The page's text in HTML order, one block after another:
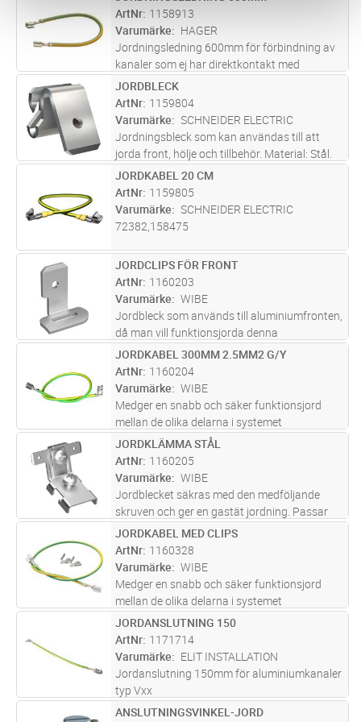
ArtNr 1158913
Varumärke
HAGER
Jordningsledning 600mm för förbindning av
kanaler som ej har direktkontakt med
varandra via skarv.
ST Lägg i kundvagn
JORDBLECK
ArtNr 1159804
Varumärke
SCHNEIDER ELECTRIC
Jordningsbleck som kan användas till att
jorda front, hölje och tillbehör. Material: Stål.
ST Lägg i kundvagn
JORDKABEL 20 CM
ArtNr 1159805
Varumärke
SCHNEIDER ELECTRIC
72382,158475
ST Lägg i kundvagn
JORDCLIPS FÖR FRONT
ArtNr 1160203
Varumärke
WIBE
Jordbleck som används till aluminiumfronten,
då man vill funktionsjorda denna
ST Lägg i kundvagn
JORDKABEL 300MM 2.5MM2 G/Y
ArtNr 1160204
Varumärke
WIBE
Medger en snabb och säker funktionsjord
mellan de olika delarna i systemet
ST Lägg i kundvagn
JORDKLÄMMA STÅL
ArtNr 1160205
Varumärke
WIBE
Jordblecket säkras med den medföljande
skruven och ger en gastät jordning. Passar
alla Wibes aluminiumkanaler
ST Lägg i kundvagn
JORDKABEL MED CLIPS
ArtNr 1160328
Varumärke
WIBE
Medger en snabb och säker funktionsjord
mellan de olika delarna i systemet
ST Lägg i kundvagn
JORDANSLUTNING 150
ArtNr 1171714
Varumärke
ELIT INSTALLATION
Jordanslutning 150mm för aluminiumkanaler
typ Vxx
ST Lägg i kundvagn
ANSLUTNINGSVINKEL-JORD